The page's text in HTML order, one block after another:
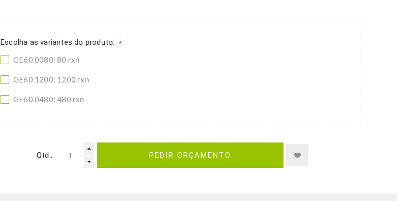
Escolha as variantes do produto: *
GE60.0080: 80 rxn
GE60.1200: 1200 rxn
GE60.0480: 480 rxn
Qtd.: PEDIR ORÇAMENTO